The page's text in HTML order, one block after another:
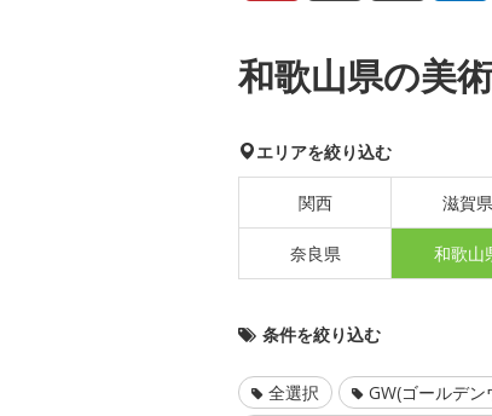
和歌山県の美
エリアを絞り込む
関西 滋賀県
奈良県 和歌山
条件を絞り込む
全選択 GW(ゴールデン